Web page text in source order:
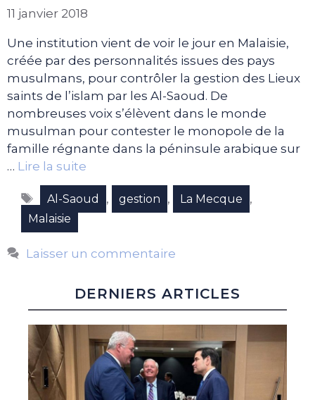
11 janvier 2018
Une institution vient de voir le jour en Malaisie,
créée par des personnalités issues des pays
musulmans, pour contrôler la gestion des Lieux
saints de l’islam par les Al-Saoud. De
nombreuses voix s’élèvent dans le monde
musulman pour contester le monopole de la
famille régnante dans la péninsule arabique sur
… Lire la suite
Étiquettes
Al-Saoud , gestion , La Mecque ,
Malaisie
Laisser un commentaire
DERNIERS ARTICLES